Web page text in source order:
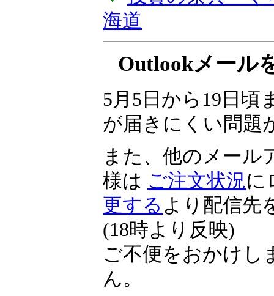
治（五十音順・敬
▼ 投資の祭典 く
海道
Outlookメール
5月5日から19日頃
が届きにくい問題
また、他のメール
様はご注文状況
更するより配信先
(18時より反映)